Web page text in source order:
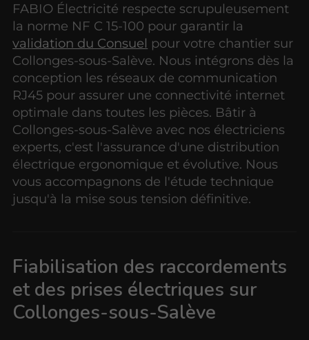
FABIO Électricité respecte scrupuleusement
la norme NF C 15-100 pour garantir la
validation du Consuel pour votre chantier sur
Collonges-sous-Salève. Nous intégrons dès la
conception les réseaux de communication
RJ45 pour assurer une connectivité internet
optimale dans toutes les pièces. Bâtir à
Collonges-sous-Salève avec nos électriciens
experts, c'est l'assurance d'une distribution
électrique ergonomique et évolutive. Nous
vous accompagnons de l'étude technique
jusqu'à la mise sous tension définitive.
Fiabilisation des raccordements
et des prises électriques sur
Collonges-sous-Salève